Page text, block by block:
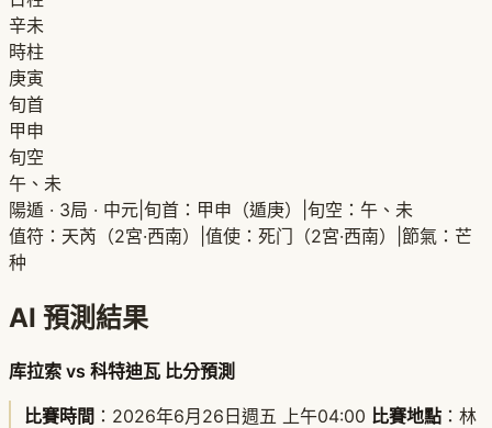
辛未
時柱
庚寅
旬首
甲申
旬空
午、未
陽遁 · 3局 · 中元 旬首：甲申（遁庚）
旬空：午、未
值符：天芮（2宮·西南）
值使：死门（2宮·西南）
節氣：芒
种
AI 預測結果
库拉索 vs 科特迪瓦 比分預測
比賽時間 ：2026年6月26日週五 上午04:00 比賽地點 ：林